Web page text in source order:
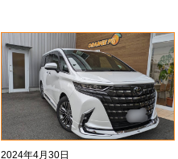
全然、思い通りエアロが入ってき
ませんね。。今後とも宜しくお願
いします！
2024年4月30日